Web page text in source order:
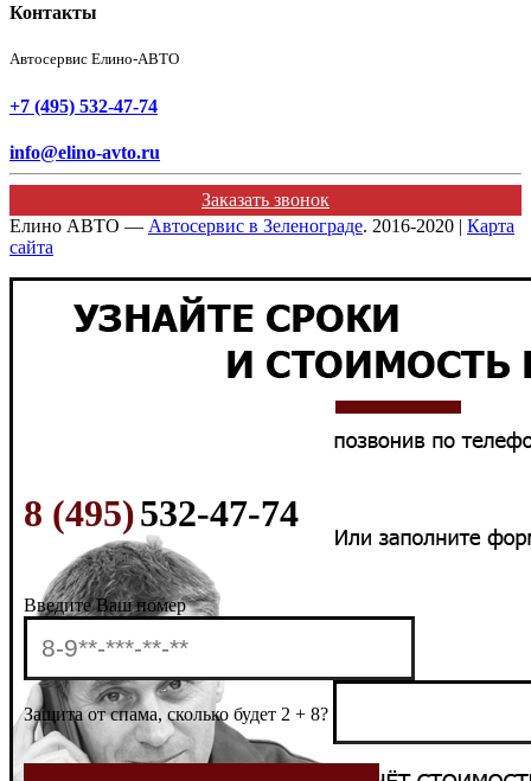
Контакты
Автосервис Елино-АВТО
+7 (495) 532-47-74
info@elino-avto.ru
Заказать звонок
Елино АВТО — Автосервис в Зеленограде. 2016-2020 | Карта
сайта
8 (495)532-47-74
Введите Ваш номер
Защита от спама, сколько будет 2 + 8?